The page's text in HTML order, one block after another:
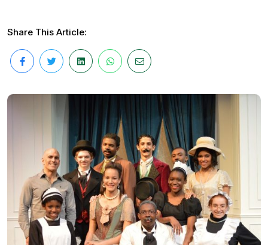
Share This Article: